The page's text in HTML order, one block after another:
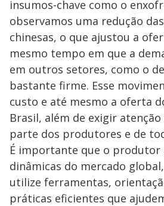
insumos-chave como o
observamos uma redução
chinesas, o que ajustou a
mesmo tempo em que a
em outros setores, como o
bastante firme. Esse
custo e até mesmo a oferta
Brasil, além de exigir
parte dos produtores e de
É importante que o produtor
dinâmicas do mercado
utilize ferramentas,
práticas eficientes que